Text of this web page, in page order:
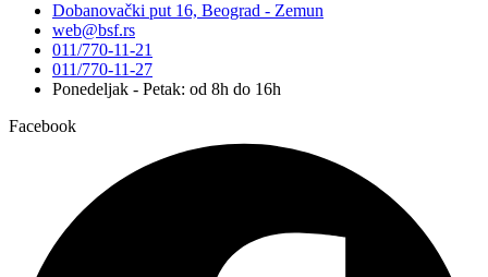
Dobanovački put 16, Beograd - Zemun
web@bsf.rs
011/770-11-21
011/770-11-27
Ponedeljak - Petak: od 8h do 16h
Facebook